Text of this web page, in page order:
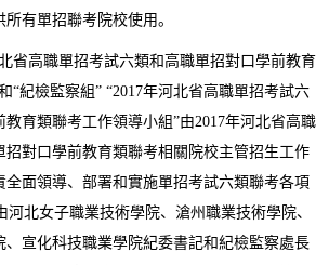
有單招聯考院校使用。
北省高職單招考試六類和高職單招對口學前教育
“紀檢監察組” “2017年河北省高職單招考試六
育類聯考工作領導小組”由2017年河北省高職
招對口學前教育類聯考相關院校主管招生工作
全面領導、部署和實施單招考試六類聯考各項
河北女子職業技術學院、滄州職業技術學院、
、宣化科技職業學院紀委書記和紀檢監察處長